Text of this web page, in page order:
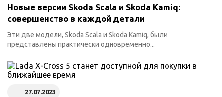
Новые версии Skoda Scala и Skoda Kamiq:
совершенство в каждой детали
Эти две модели, Skoda Scala и Skoda Kamiq, были
представлены практически одновременно...
27.07.2023